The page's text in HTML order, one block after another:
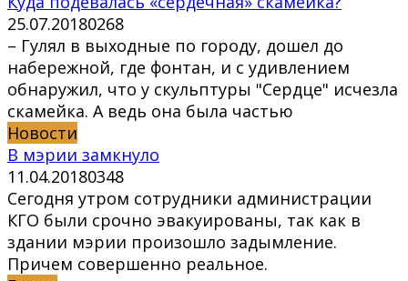
25.07.20180268
– Гулял в выходные по городу, дошел до
набережной, где фонтан, и с удивлением
обнаружил, что у скульптуры "Сердце" исчезла
скамейка. А ведь она была частью
Новости
В мэрии замкнуло
11.04.20180348
Сегодня утром сотрудники администрации
КГО были срочно эвакуированы, так как в
здании мэрии произошло задымление.
Причем совершенно реальное.